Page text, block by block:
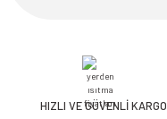
HIZLI VE GÜVENLİ KARGO